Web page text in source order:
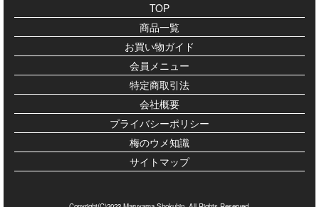
TOP
商品一覧
お買い物ガイド
会員メニュー
特定商取引法
会社概要
プライバシーポリシー
梅のウメ知識
サイトマップ